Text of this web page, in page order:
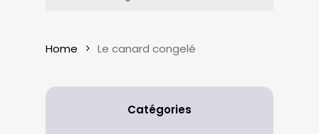
Home Le canard congelé
Catégories